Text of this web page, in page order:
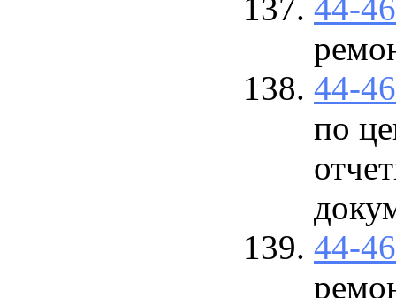
44-
44-
по
44-